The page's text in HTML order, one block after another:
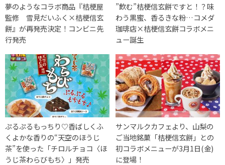
夢のようなコラボ商品『桔梗屋
監修 雪見だいふく×桔梗信玄
餅』が再発売決定！コンビニ先
行発売
”飲む”桔梗信玄餅ですと！？味
わう黒蜜、香るきな粉…コメダ
珈琲店×桔梗信玄餅コラボメニ
ュー誕生
ぷるぷるもっちり♡香ばしくふ
くよかな香りの“天空のほうじ
茶”を使った「チロルチョコ〈ほ
うじ茶わらびもち〉」発売
サンマルクカフェより、山梨の
ご当地銘菓「桔梗信玄餅」との
初コラボメニューが3月1日(金)
に登場！